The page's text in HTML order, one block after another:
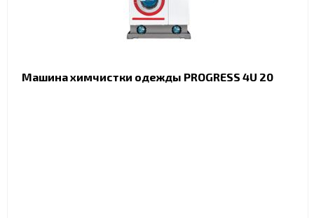
Машина химчистки одежды PROGRESS 4U 20